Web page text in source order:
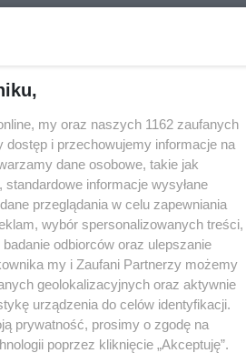
my oraz naszych 1162 zaufanych
dostęp i przechowujemy informacje na
dane osobowe, takie jak
standardowe informacje wysyłane
przeglądania w celu zapewniania
wybór spersonalizowanych treści,
odbiorców oraz ulepszanie
my i Zaufani Partnerzy możemy
geolokalizacyjnych oraz aktywnie
urządzenia do celów identyfikacji.
prywatność, prosimy o zgodę na
poprzez kliknięcie „Akceptuję”.